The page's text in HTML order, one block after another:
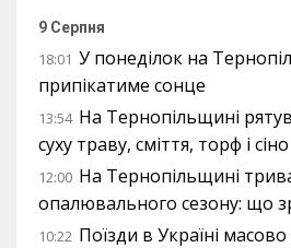
9 Серпня
18:01 У понеділок на
припікатиме сонце
13:54 На Тернопільщині
суху траву, сміття, торф і сіно
12:00 На Тернопільщині
опалювального сезону: що
10:22 Поїзди в Україні